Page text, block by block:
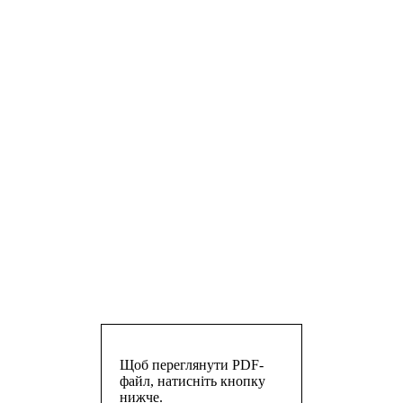
Щоб переглянути PDF-
файл, натисніть кнопку
нижче.